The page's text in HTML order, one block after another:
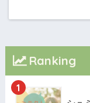
Ranking
1